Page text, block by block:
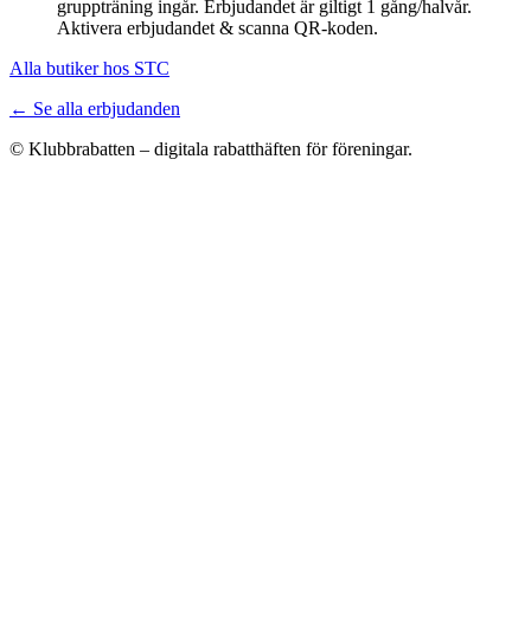
gruppträning ingår. Erbjudandet är giltigt 1 gång/halvår.
Aktivera erbjudandet & scanna QR-koden.
Alla butiker hos STC
← Se alla erbjudanden
© Klubbrabatten – digitala rabatthäften för föreningar.